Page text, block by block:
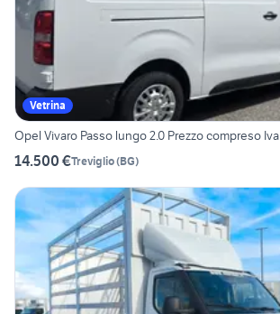
Vetrina
Opel Vivaro Passo lungo 2.0 Prezzo compreso Iva
14.500 €Treviglio(BG)